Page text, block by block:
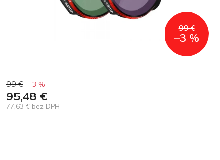
99 €
–3 %
99 € –3 %
95,48 €
77,63 € bez DPH